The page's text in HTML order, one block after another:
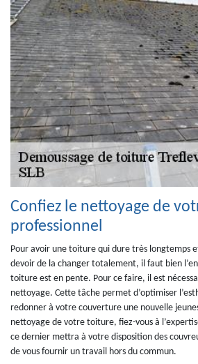
Confiez le nettoyage de
professionnel
Pour avoir une toiture qui dure très longtemps
devoir de la changer totalement, il faut bien
toiture est en pente. Pour ce faire, il est
nettoyage. Cette tâche permet d’optimiser
redonner à votre couverture une nouvelle
nettoyage de votre toiture, fiez-vous à
ce dernier mettra à votre disposition des
de vous fournir un travail hors du commun.